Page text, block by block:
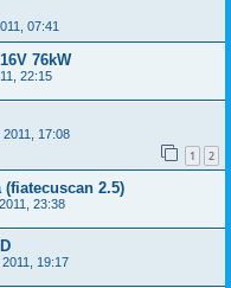
07:41
76kW
22:15
17:08
1 2
2.5)
23:38
19:17